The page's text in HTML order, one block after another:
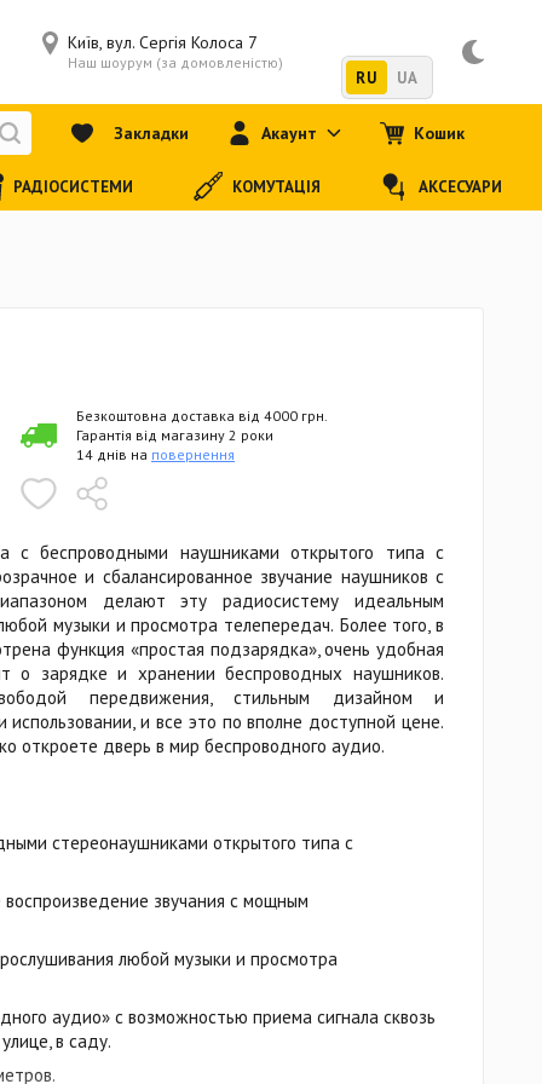
Безкоштовна доставка від 4000 грн.
Гарантія від магазину 2 роки
14 днів на повернення
с беспроводными наушниками открытого типа с
и сбалансированное звучание наушников с
делают эту радиосистему идеальным
музыки и просмотра телепередач. Более того, в
функция «простая подзарядка», очень удобная
о зарядке и хранении беспроводных наушников.
передвижения, стильным дизайном и
и все это по вполне доступной цене.
откроете дверь в мир беспроводного аудио.
стереонаушниками открытого типа с
звучания с мощным
любой музыки и просмотра
аудио» с возможностью приема сигнала сквозь
в саду.
Київ, вул. Сергія Колоса 7
Наш шоурум (за домовленістю)
RU UA
Закладки Акаунт Кошик
РАДІОСИСТЕМИ КОМУТАЦІЯ АКСЕСУАРИ